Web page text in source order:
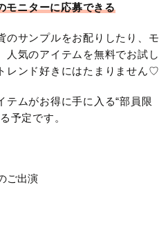
モニターに応募できる
のサンプルをお配りしたり、モ
人気のアイテムを無料でお試し
レンド好きにはたまりません♡
テムがお得に手に入る“部員限
予定です。
ご出演